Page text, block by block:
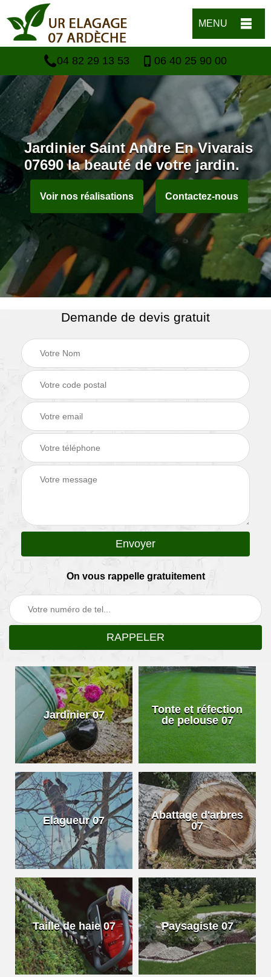
MENU
04 82 29 13 53 06 40 25 90 00
Jardinier Saint Andre En Vivarais
07690 la beauté de votre jardin.
Voir nos réalisations Contactez-nous
Demande de devis gratuit
On vous rappelle gratuitement
Jardinier 07
Tonte et réfection
de pelouse 07
Elagueur 07
Abattage d'arbres
07
Taille de haie 07 Paysagiste 07